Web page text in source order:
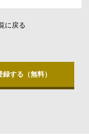
に戻る
する（無料）